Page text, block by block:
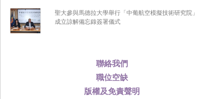
聯絡我們
職位空缺
版權及免責聲明
聖大參與馬德拉大學舉行「中葡航空模擬技術研究院」
成立諒解備忘錄簽署儀式